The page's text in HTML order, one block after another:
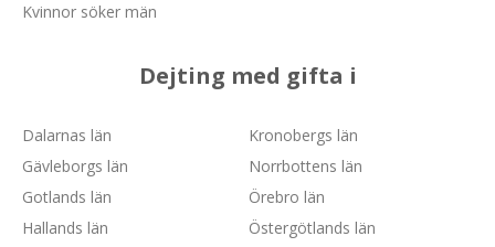
Kvinnor söker män
Dejting med gifta i
Dalarnas län
Gävleborgs län
Gotlands län
Hallands län
Kronobergs län
Norrbottens län
Örebro län
Östergötlands län